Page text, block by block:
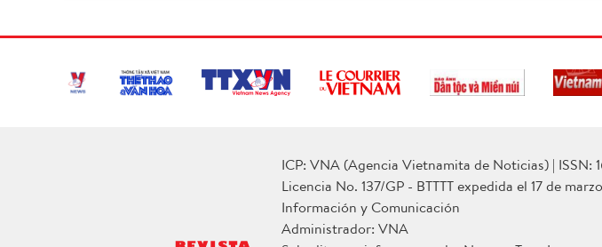
ICP: VNA (Agencia Vietnamita de Noticias) | ISSN:
Licencia No. 137/GP - BTTTT expedida el 17 de
Información y Comunicación
Administrador: VNA